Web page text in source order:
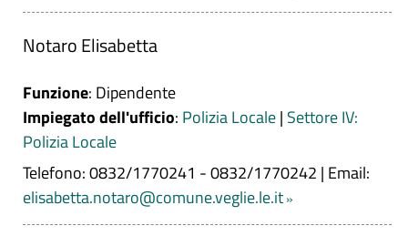
Notaro Elisabetta
Funzione: Dipendente
Impiegato dell'ufficio: Polizia Locale| Settore IV:
Polizia Locale
Telefono: 0832/1770241 - 0832/1770242 | Email:
elisabetta.notaro@comune.veglie.le.it